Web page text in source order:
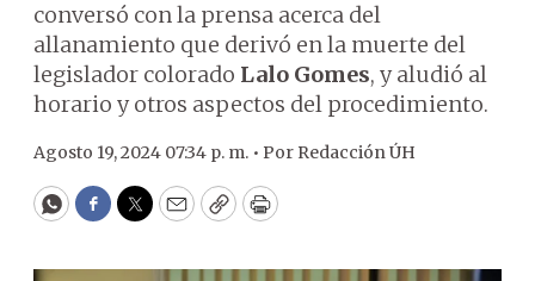
conversó con la prensa acerca del
allanamiento que derivó en la muerte del
legislador colorado Lalo Gomes, y aludió al
horario y otros aspectos del procedimiento.
Agosto 19, 2024 07:34 p. m. • Por Redacción ÚH
WhatsApp
Facebook
Twitter
EmailCopyPrint